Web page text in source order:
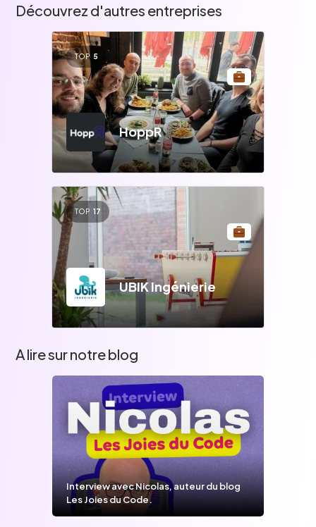
Découvrez d'autres entreprises
TOP 5
HoppR
TOP 17
UBIK Ingénierie
A lire sur notre blog
Interview avec Nicolas, auteur du blog
Les Joies du Code.